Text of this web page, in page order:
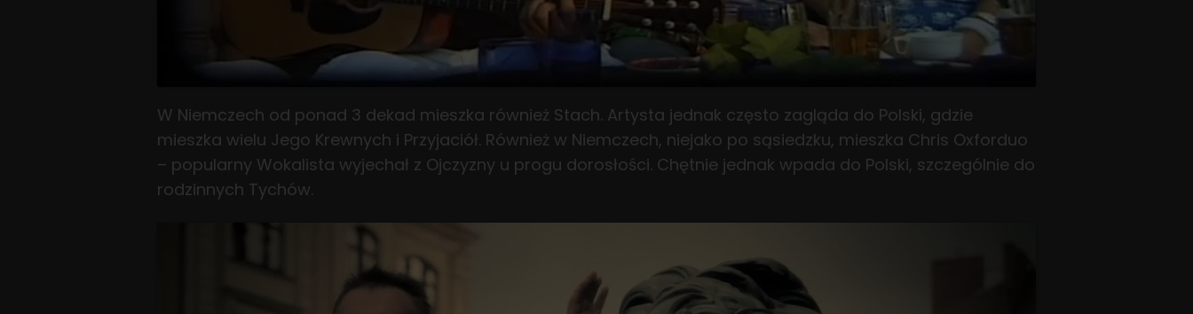
W Niemczech od ponad 3 dekad mieszka również Stach. Artysta jednak często zagląda do Polski, gdzie
mieszka wielu Jego Krewnych i Przyjaciół. Również w Niemczech, niejako po sąsiedzku, mieszka Chris Oxforduo
– popularny Wokalista wyjechał z Ojczyzny u progu dorosłości. Chętnie jednak wpada do Polski, szczególnie do
rodzinnych Tychów.